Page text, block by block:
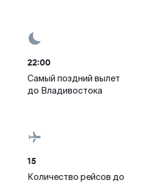
22:00
Самый поздний вылет
до Владивостока
15
Количество рейсов до